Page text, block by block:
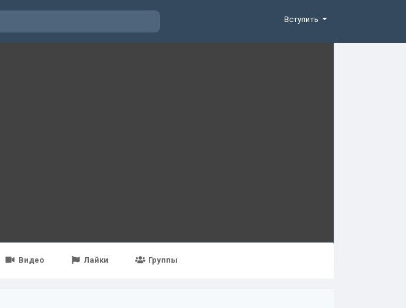
Вступить
Видео Лайки Группы